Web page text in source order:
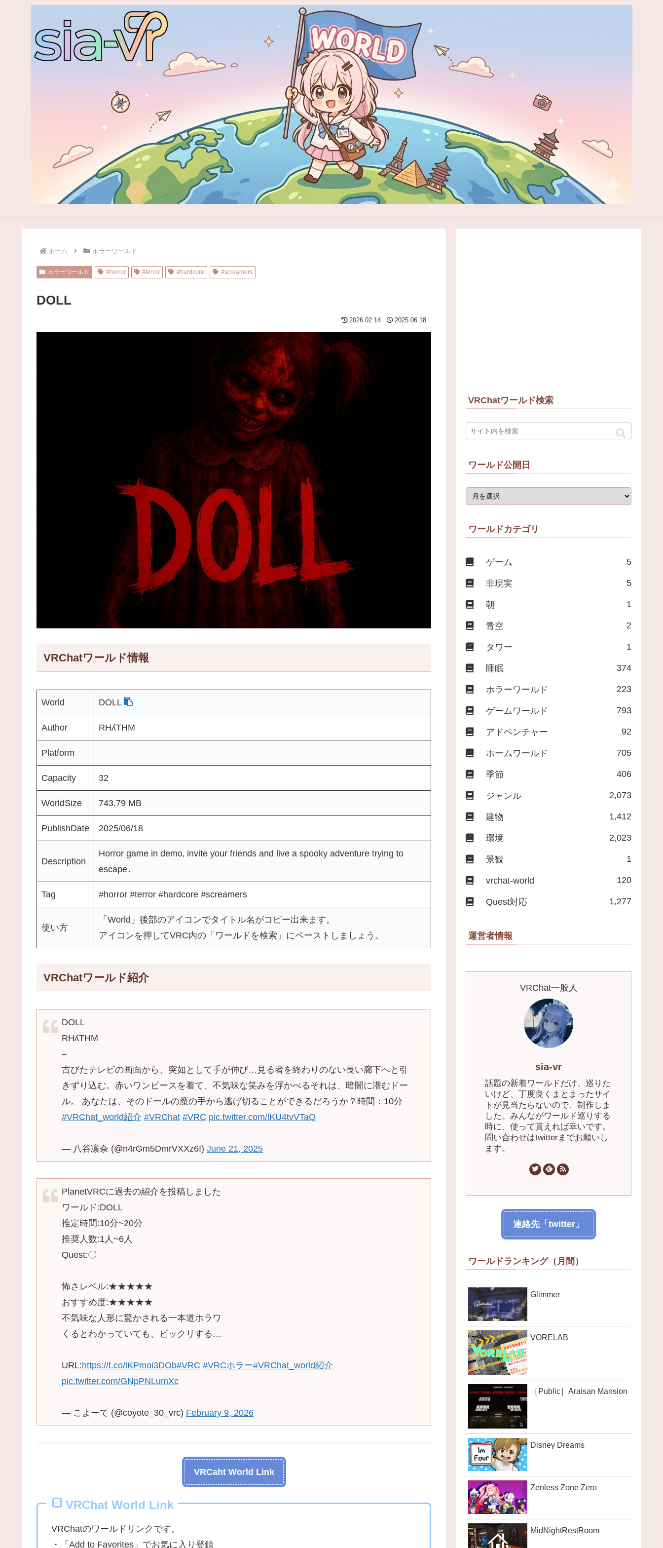
ホーム ホラーワールド
ホラーワールド #horror #terror #hardcore #screamers
DOLL
2026.02.14 2025.06.18
VRChatワールド情報
World DOLL
Author RHʎTHM
Platform
Capacity 32
WorldSize 743.79 MB
PublishDate 2025/06/18
Description
Horror game in demo‚ invite your friends and live a spooky adventure trying to
escape․
Tag #horror #terror #hardcore #screamers
使い方
「World」後部のアイコンでタイトル名がコピー出来ます。
アイコンを押してVRC内の「ワールドを検索」にペーストしましょう。
VRChatワールド紹介
DOLL
RHʎTHM
–
古びたテレビの画面から、突如として手が伸び…見る者を終わりのない長い廊下へと引
きずり込む。赤いワンピースを着て、不気味な笑みを浮かべるそれは、暗闇に潜むドー
ル。 あなたは、そのドールの魔の手から逃げ切ることができるだろうか？時間：10分
#VRChat_world紹介 #VRChat #VRC pic.twitter.com/lKU4tvVTaQ
— 八谷凛奈 (@n4rGm5DmrVXXz6I) June 21, 2025
PlanetVRCに過去の紹介を投稿しました
ワールド:DOLL
推定時間:10分~20分
推奨人数:1人~6人
Quest:〇
怖さレベル:★★★★★
おすすめ度:★★★★★
不気味な人形に驚かされる一本道ホラワ
くるとわかっていても、ビックリする…
URL:https://t.co/lKPmoi3DOb#VRC #VRCホラー#VRChat_world紹介
pic.twitter.com/GNpPNLumXc
— こよーて (@coyote_30_vrc) February 9, 2026
VRCaht World Link
VRChat World Link
VRChatのワールドリンクです。
・「Add to Favorites」でお気に入り登録
VRChatワールド検索
ワールド公開日
ワールドカテゴリ
ゲーム 5
非現実 5
朝 1
青空 2
タワー 1
睡眠 374
ホラーワールド 223
ゲームワールド 793
アドベンチャー 92
ホームワールド 705
季節 406
ジャンル 2,073
建物 1,412
環境 2,023
景観 1
vrchat-world 120
Quest対応 1,277
運営者情報
VRChat一般人
sia-vr
話題の新着ワールドだけ、巡りた
いけど、丁度良くまとまったサイ
トが見当たらないので、制作しま
した。みんながワールド巡りする
時に、使って貰えれば幸いです。
問い合わせはtwitterまでお願いし
ます。
連絡先「twitter」
ワールドランキング（月間）
Glimmer
VORELAB
［Public］Araisan Mansion
Disney Dreams
Zenless Zone Zero
MidNightRestRoom